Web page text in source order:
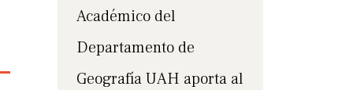
Académico del
Departamento de
Geografía UAH aporta al